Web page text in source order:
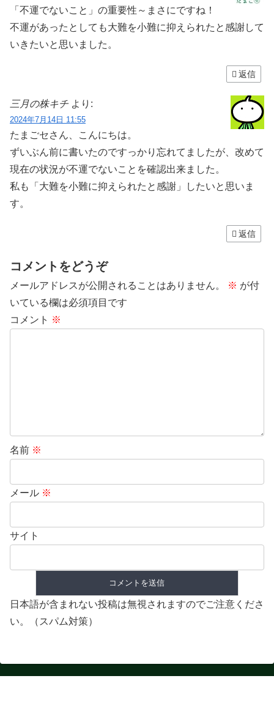
「不運でないこと」の重要性～まさにですね！
不運があったとしても大難を小難に抑えられたと感謝して
いきたいと思いました。
返信
三月の株キチ より:
2024年7月14日 11:55
たまごセさん、こんにちは。
ずいぶん前に書いたのですっかり忘れてましたが、改めて
現在の状況が不運でないことを確認出来ました。
私も「大難を小難に抑えられたと感謝」したいと思いま
す。
返信
コメントをどうぞ
メールアドレスが公開されることはありません。 ※ が付
いている欄は必須項目です
コメント ※
名前 ※
メール ※
サイト
日本語が含まれない投稿は無視されますのでご注意くださ
い。（スパム対策）